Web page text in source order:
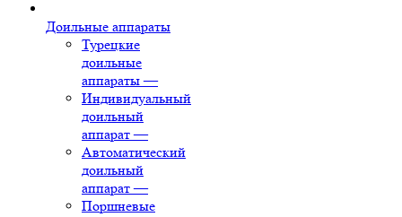
Доильные аппараты
Турецкие
доильные
аппараты —
Индивидуальный
доильный
аппарат —
Автоматический
доильный
аппарат —
Поршневые